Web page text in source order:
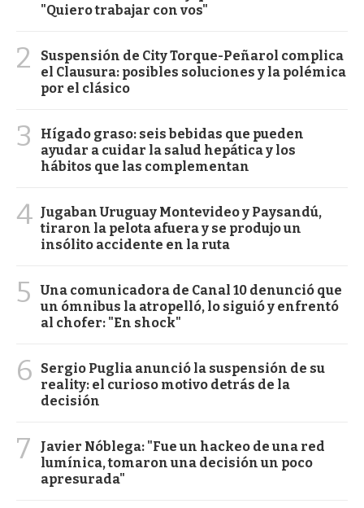
"Quiero trabajar con vos"
2
Suspensión de City Torque-Peñarol complica
el Clausura: posibles soluciones y la polémica
por el clásico
3
Hígado graso: seis bebidas que pueden
ayudar a cuidar la salud hepática y los
hábitos que las complementan
4 Jugaban Uruguay Montevideo y Paysandú,
tiraron la pelota afuera y se produjo un
insólito accidente en la ruta
5
Una comunicadora de Canal 10 denunció que
un ómnibus la atropelló, lo siguió y enfrentó
al chofer: "En shock"
6
Sergio Puglia anunció la suspensión de su
reality: el curioso motivo detrás de la
decisión
7
Javier Nóblega: "Fue un hackeo de una red
lumínica, tomaron una decisión un poco
apresurada"